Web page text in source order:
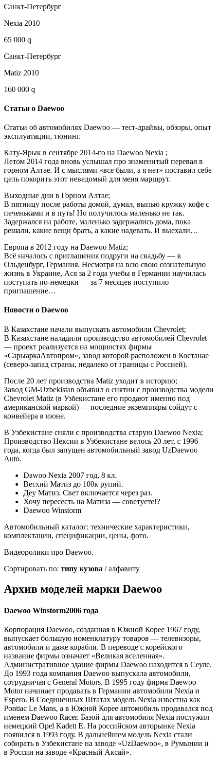
Санкт-Петербург
Nexia 2010
65 000 q
Санкт-Петербург
Matiz 2010
160 000 q
Статьи о Daewoo
Статьи об автомобилях Daewoo — тест-драйвы, обзоры, опыт
эксплуатации, тюнинг.
Кату-Ярык в сентябре 2014-го на Daewoo Nexia ;
Летом 2014 года вновь услышал про знаменитый перевал в
горном Алтае. И с мыслями «все были, а я нет» поставил себе
цель покорить этот неведомый для меня маршрут.
Выходные дни в Горном Алтае;
В пятницу после работы домой, думал, выпью кружку кофе с
печеньками и в путь! Но получилось маленько не так.
Задержался на работе, маленько задержались дома, пока
решали, какие вещи брать, а какие надевать. И выехали…
Европа в 2012 году на Daewoo Matiz;
Всё началось с приглашения подруги на свадьбу — в
Ольденбург, Германия. Несмотря на всю свою сознательную
жизнь в Украине, Ася за 2 года учебы в Германии научилась
поступать по-немецки — за 7 месяцев поступило
приглашение…
Новости о Daewoo
В Казахстане начали выпускать автомобили Chevrolet;
В Казахстане наладили производство автомобилей Chevrolet
— проект реализуется на мощностях фирмы
«СарыаркаАвтопром», завод которой расположен в Костанае
(северо-запад страны, недалеко от границы с Россией).
После 20 лет производства Matiz уходит в историю;
Завод GM-Uzbekistan объявил о снятии с производства модели
Chevrolet Matiz (в Узбекистане его продают именно под
американской маркой) — последние экземпляры сойдут с
конвейера в июне.
В Узбекистане сняли с производства старую Daewoo Nexia;
Производство Нексии в Узбекистане велось 20 лет, с 1996
года, когда был запущен автомобильный завод UzDaewoo
Auto.
Dawoo Nexia 2007 год, 8 кл.
Ветхий Матиз до 100к рупий.
Деу Матиз. Свет включается через раз.
Хочу пересесть на Матиза — советуете!?
Daewoo Winstorm
Автомобильный каталог: технические характеристики,
комплектации, спецификации, цены, фото.
Видеоролики про Daewoo.
Сортировать по: типу кузова / алфавиту
Архив моделей марки Daewoo
Daewoo Winstorm2006 года
Корпорация Daewoo, созданная в Южной Корее 1967 году,
выпускает большую номенклатуру товаров — телевизоры,
автомобили и даже корабли. В переводе с корейского
название фирмы означает «Великая вселенная».
Административное здание фирмы Daewoo находится в Сеуле.
До 1993 года компания Daewoo выпускала автомобили,
сотрудничая с General Motors. В 1995 году фирма Daewoo
Motor начинает продавать в Германии автомобили Nexia и
Espero. В Соединенных Штатах модель Nexia известна как
Pontiac Le Mans, а в Южной Корее автомобиль продавался под
именем Daewoo Racer. Базой для автомобиля Nexia послужил
немецкий Opel Kadett E. На российском авторынке Nexia
появился в 1993 году. В дальнейшем модель Nexia стали
собирать в Узбекистане на заводе «UzDaewoo», в Румынии и
в России на заводе «Красный Аксай».